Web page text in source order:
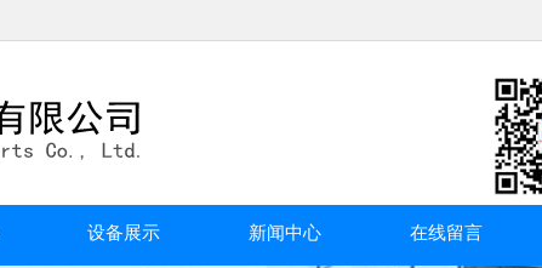
设备展示 新闻中心 在线留言